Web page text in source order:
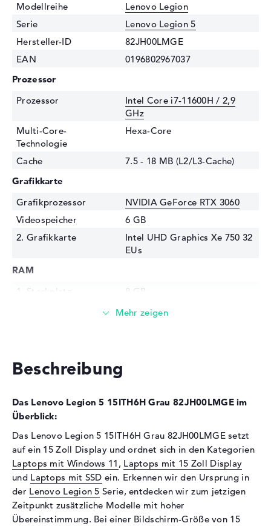
Modellreihe
Lenovo Legion
Serie
Lenovo Legion 5
Hersteller-ID
82JH00LMGE
EAN
0196802967037
Prozessor
Prozessor
Intel Core i7-11600H / 2,9
GHz
Multi-Core-
Technologie
Hexa-Core
Cache
7.5 - 18 MB (L2/L3-Cache)
Grafikkarte
Grafikprozessor
NVIDIA GeForce RTX 3060
Videospeicher
6 GB
2. Grafikkarte
Intel UHD Graphics Xe 750 32
EUs
RAM
1. Steckplatz
8 GB
8 GB
Festplatte
Festplatte
512 GB SSD
Schnittstelle
Optische Speicher
Display
Display-Typ
15,6" TFT
Max. Auflösung
1920 x 1080
Beschreibung
Das Lenovo Legion 5 15ITH6H Grau 82JH00LMGE im
Überblick:
Das Lenovo Legion 5 15ITH6H Grau 82JH00LMGE setzt
auf ein 15 Zoll Display und ordnet sich in den Kategorien
Laptops mit Windows 11 , Laptops mit 15 Zoll Display
und Laptops mit SSD ein. Erkennen wir den Ursprung in
der Lenovo Legion 5 Serie, entdecken wir zum jetzigen
Zeitpunkt zusätzliche Modelle mit hoher
Übereinstimmung. Bei einer Bildschirm-Größe von 15